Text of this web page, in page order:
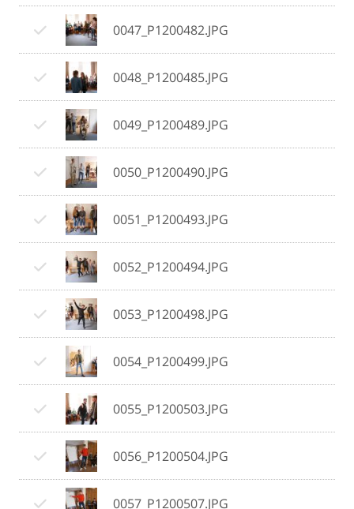
0047_P1200482.JPG
0048_P1200485.JPG
0049_P1200489.JPG
0050_P1200490.JPG
0051_P1200493.JPG
0052_P1200494.JPG
0053_P1200498.JPG
0054_P1200499.JPG
0055_P1200503.JPG
0056_P1200504.JPG
0057_P1200507.JPG